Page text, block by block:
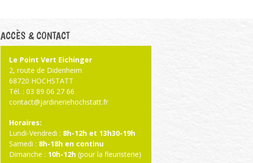
ACCÈS & CONTACT
Le Point Vert Eichinger
2, route de Didenheim
68720 HOCHSTATT
Tél. : 03 89 06 27 66
contact@jardineriehochstatt.fr
Horaires:
Lundi-Vendredi : 8h-12h et 13h30-19h
Samedi : 8h-18h en continu
Dimanche : 10h-12h (pour la fleuristerie)